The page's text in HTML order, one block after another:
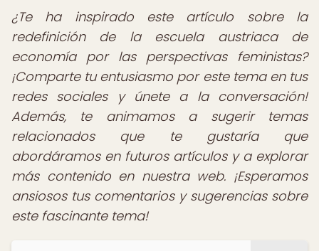
¿Te ha inspirado este artículo sobre la
redefinición de la escuela austriaca de
economía por las perspectivas feministas?
¡Comparte tu entusiasmo por este tema en tus
redes sociales y únete a la conversación!
Además, te animamos a sugerir temas
relacionados que te gustaría que
abordáramos en futuros artículos y a explorar
más contenido en nuestra web. ¡Esperamos
ansiosos tus comentarios y sugerencias sobre
este fascinante tema!